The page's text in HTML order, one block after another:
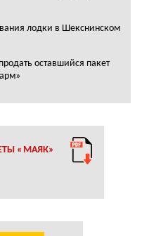
лодки в Шекснинском
оставшийся пакет
«МАЯК»